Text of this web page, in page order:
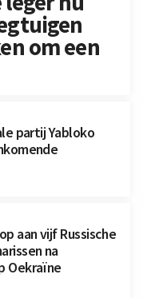
om een
partij Yabloko
aan vijf Russische
na
Oekraïne